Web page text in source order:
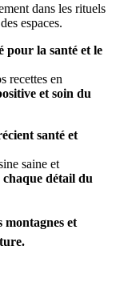
dans les rituels
espaces.
pour la santé et le
recettes en
et soin du
santé et
saine et
détail du
montagnes et